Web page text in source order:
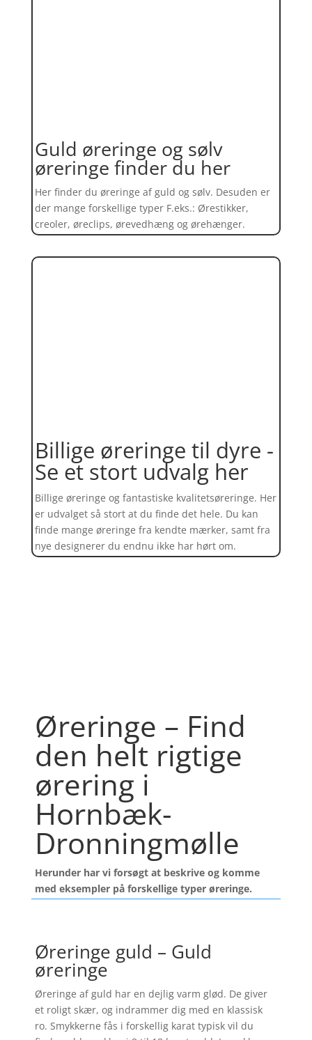
Guld øreringe og sølv
øreringe finder du her
Her finder du øreringe af guld og sølv. Desuden er
der mange forskellige typer F.eks.: Ørestikker,
creoler, øreclips, ørevedhæng og ørehænger.
Billige øreringe til dyre -
Se et stort udvalg her
Billige øreringe og fantastiske kvalitetsøreringe. Her
er udvalget så stort at du finde det hele. Du kan
finde mange øreringe fra kendte mærker, samt fra
nye designerer du endnu ikke har hørt om.
Øreringe – Find
den helt rigtige
ørering i
Hornbæk-
Dronningmølle
Herunder har vi forsøgt at beskrive og komme
med eksempler på forskellige typer øreringe.
Øreringe guld – Guld
øreringe
Øreringe af guld har en dejlig varm glød. De giver
et roligt skær, og indrammer dig med en klassisk
ro. Smykkerne fås i forskellig karat typisk vil du